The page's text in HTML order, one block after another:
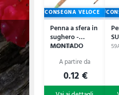
CONSEGNA VELOCE
Penna a sfera in
sughero -
MONTADO
59A9480
0.12 €